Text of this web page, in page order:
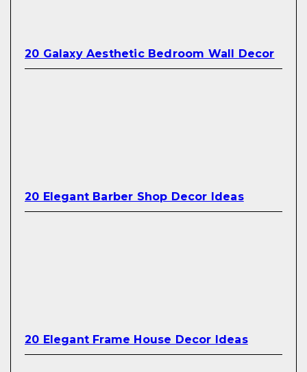
20 Galaxy Aesthetic Bedroom Wall Decor
20 Elegant Barber Shop Decor Ideas
20 Elegant Frame House Decor Ideas